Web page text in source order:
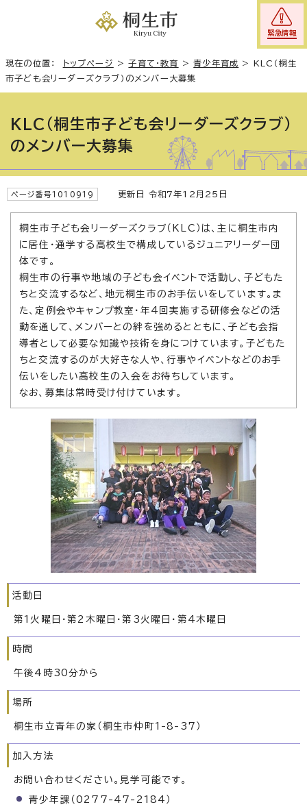
緊急情報
現在の位置： トップページ >子育て・教育 >青少年育成 > KLC（桐生
市子ども会リーダーズクラブ）のメンバー大募集
KLC（桐生市子ども会リーダーズクラブ）
のメンバー大募集
ページ番号1010919 更新日 令和7年12月25日
桐生市子ども会リーダーズクラブ（KLC）は、主に桐生市内
に居住・通学する高校生で構成しているジュニアリーダー団
体です。
桐生市の行事や地域の子ども会イベントで活動し、子どもた
ちと交流するなど、地元桐生市のお手伝いをしています。ま
た、定例会やキャンプ教室・年4回実施する研修会などの活
動を通して、メンバーとの絆を強めるとともに、子ども会指
導者として必要な知識や技術を身につけています。子どもた
ちと交流するのが大好きな人や、行事やイベントなどのお手
伝いをしたい高校生の入会をお待ちしています。
なお、募集は常時受け付けています。
活動日
第1火曜日・第2木曜日・第3火曜日・第4木曜日
時間
午後4時30分から
場所
桐生市立青年の家（桐生市仲町1-8-37）
加入方法
お問い合わせください。見学可能です。
青少年課（0277-47-2184）